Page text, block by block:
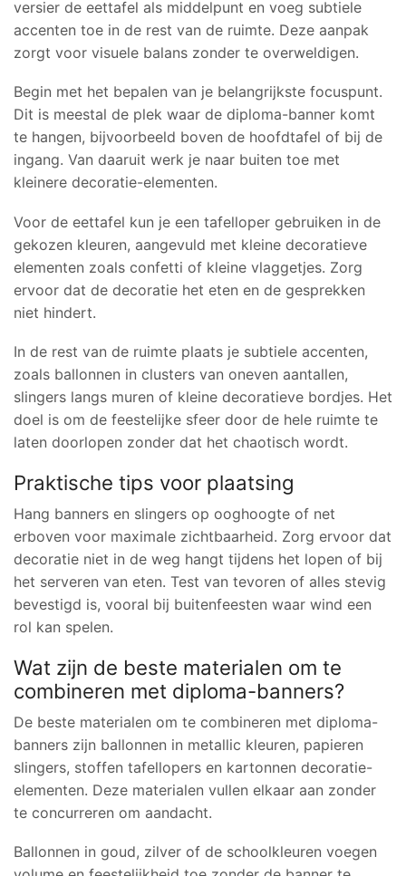
versier de eettafel als middelpunt en voeg subtiele
accenten toe in de rest van de ruimte. Deze aanpak
zorgt voor visuele balans zonder te overweldigen.
Begin met het bepalen van je belangrijkste focuspunt.
Dit is meestal de plek waar de diploma-banner komt
te hangen, bijvoorbeeld boven de hoofdtafel of bij de
ingang. Van daaruit werk je naar buiten toe met
kleinere decoratie-elementen.
Voor de eettafel kun je een tafelloper gebruiken in de
gekozen kleuren, aangevuld met kleine decoratieve
elementen zoals confetti of kleine vlaggetjes. Zorg
ervoor dat de decoratie het eten en de gesprekken
niet hindert.
In de rest van de ruimte plaats je subtiele accenten,
zoals ballonnen in clusters van oneven aantallen,
slingers langs muren of kleine decoratieve bordjes. Het
doel is om de feestelijke sfeer door de hele ruimte te
laten doorlopen zonder dat het chaotisch wordt.
Praktische tips voor plaatsing
Hang banners en slingers op ooghoogte of net
erboven voor maximale zichtbaarheid. Zorg ervoor dat
decoratie niet in de weg hangt tijdens het lopen of bij
het serveren van eten. Test van tevoren of alles stevig
bevestigd is, vooral bij buitenfeesten waar wind een
rol kan spelen.
Wat zijn de beste materialen om te
combineren met diploma-banners?
De beste materialen om te combineren met diploma-
banners zijn ballonnen in metallic kleuren, papieren
slingers, stoffen tafellopers en kartonnen decoratie-
elementen. Deze materialen vullen elkaar aan zonder
te concurreren om aandacht.
Ballonnen in goud, zilver of de schoolkleuren voegen